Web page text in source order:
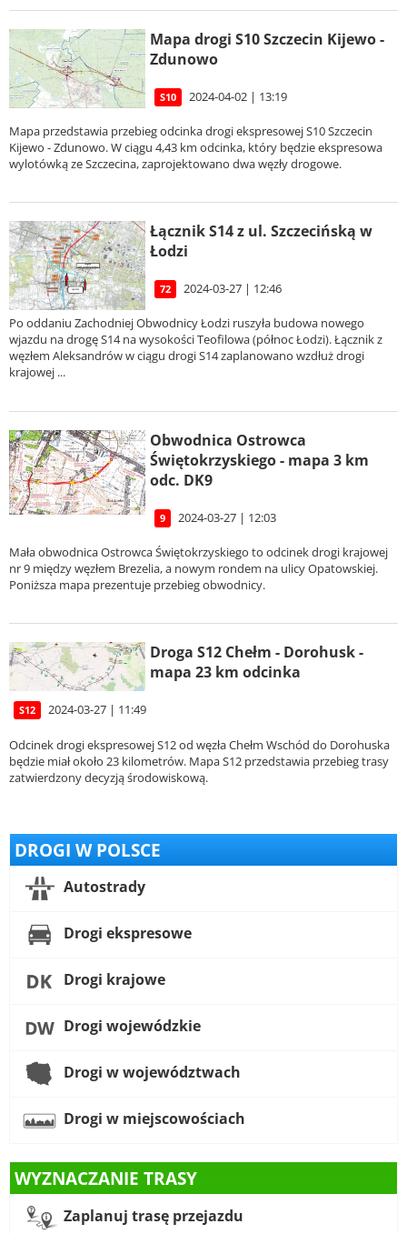
Mapa drogi S10 Szczecin Kijewo -
Zdunowo
S10 2024-04-02 | 13:19
Mapa przedstawia przebieg odcinka drogi ekspresowej S10 Szczecin
Kijewo - Zdunowo. W ciągu 4,43 km odcinka, który będzie ekspresowa
wylotówką ze Szczecina, zaprojektowano dwa węzły drogowe.
Łącznik S14 z ul. Szczecińską w
Łodzi
72 2024-03-27 | 12:46
Po oddaniu Zachodniej Obwodnicy Łodzi ruszyła budowa nowego
wjazdu na drogę S14 na wysokości Teofilowa (północ Łodzi). Łącznik z
węzłem Aleksandrów w ciągu drogi S14 zaplanowano wzdłuż drogi
krajowej ...
Obwodnica Ostrowca
Świętokrzyskiego - mapa 3 km
odc. DK9
9 2024-03-27 | 12:03
Mała obwodnica Ostrowca Świętokrzyskiego to odcinek drogi krajowej
nr 9 między węzłem Brezelia, a nowym rondem na ulicy Opatowskiej.
Poniższa mapa prezentuje przebieg obwodnicy.
Droga S12 Chełm - Dorohusk -
mapa 23 km odcinka
S12 2024-03-27 | 11:49
Odcinek drogi ekspresowej S12 od węzła Chełm Wschód do Dorohuska
będzie miał około 23 kilometrów. Mapa S12 przedstawia przebieg trasy
zatwierdzony decyzją środowiskową.
DROGI W POLSCE
Autostrady
Drogi ekspresowe
Drogi krajowe
Drogi wojewódzkie
Drogi w województwach
Drogi w miejscowościach
WYZNACZANIE TRASY
Zaplanuj trasę przejazdu